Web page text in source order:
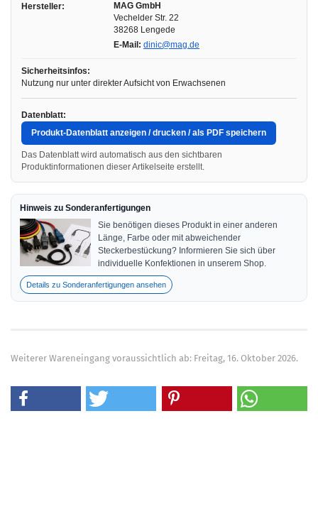
Hersteller:
MAG GmbH
Vechelder Str. 22
38268 Lengede
E-Mail: dinic@mag.de
Sicherheitsinfos:
Nutzung nur unter direkter Aufsicht von Erwachsenen
Datenblatt:
Produkt-Datenblatt anzeigen / drucken / als PDF speichern
Das Datenblatt wird automatisch aus den sichtbaren
Produktinformationen dieser Artikelseite erstellt.
Hinweis zu Sonderanfertigungen
Sie benötigen dieses Produkt in einer anderen
Länge, Farbe oder mit abweichender
Steckerbestückung? Informieren Sie sich über
individuelle Konfektionen in unserem Shop.
Details zu Sonderanfertigungen ansehen
Weiterer Wareneingang voraussichtlich ab: Freitag, 16. Oktober 2026.